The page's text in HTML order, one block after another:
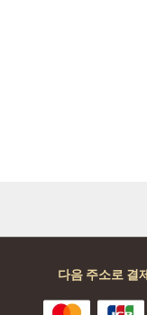
다음 주소로 결